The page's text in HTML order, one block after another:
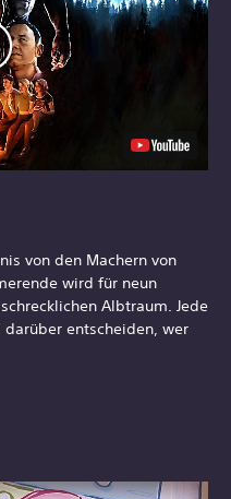
von den Machern von
wird für neun
Albtraum. Jede
entscheiden, wer